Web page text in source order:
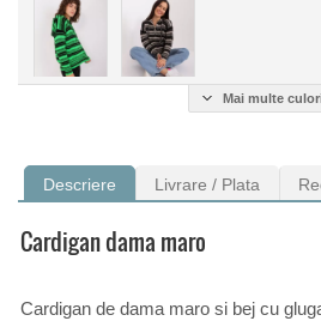
Mai multe
Descriere Livrare / Plata
Cardigan dama maro
Cardigan de dama maro si bej cu